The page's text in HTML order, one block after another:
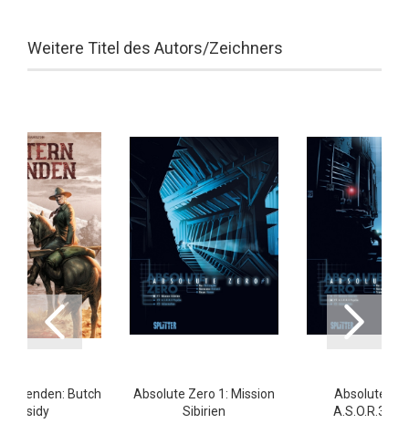
Weitere Titel des Autors/Zeichners
Legenden: Butch
Cassidy
Absolute Zero 1: Mission
Sibirien
Absolute
A.S.O.R.3